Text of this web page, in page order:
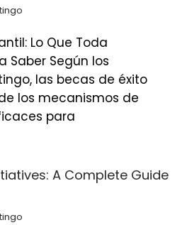
Lo Que Toda
Saber Según los
las becas de éxito
los mecanismos de
para
A Complete Guide